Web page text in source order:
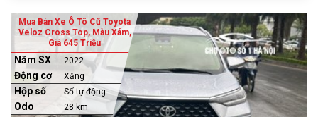
Mua Bán Xe Ô Tô Cũ Toyota
Veloz Cross Top, Màu Xám,
Giá 645 Triệu
Năm SX 2022
Động cơ Xăng
Hộp số Số tự động
Odo 28 km